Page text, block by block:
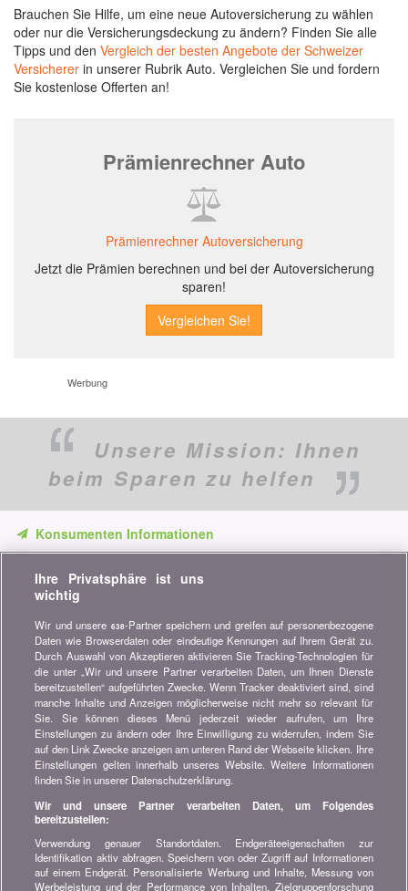
Brauchen Sie Hilfe, um eine neue Autoversicherung zu wählen
oder nur die Versicherungsdeckung zu ändern? Finden Sie alle
Tipps und den Vergleich der besten Angebote der Schweizer
Versicherer in unserer Rubrik Auto. Vergleichen Sie und fordern
Sie kostenlose Offerten an!
Prämienrechner Auto
Prämienrechner Autoversicherung
Jetzt die Prämien berechnen und bei der Autoversicherung
sparen!
Werbung
Unsere Mission: Ihnen
beim Sparen zu helfen
Konsumenten Informationen
unsere Vergleiche, Ratschläge und Tipps in den Bereichen
Versicherung, Finanzen, Konsumgüter und vieles mehr...
Newsletter bestellen
Treten Sie unserer Community bei
Bleiben Sie auf dem neuesten Stand, finden Sie alle Ratschläge
und Tipps zum Sparen auf:
Wissenswertes über bonus.ch
Wer ist bonus.ch? Wie funktionieren die Vergleiche?
Presseanfragen, Partnerschaften, Werbung...
Ihre Privatsphäre ist uns
wichtig
Wir und unsere 638-Partner speichern und greifen auf personenbezogene
Daten wie Browserdaten oder eindeutige Kennungen auf Ihrem Gerät zu.
Durch Auswahl von Akzeptieren aktivieren Sie Tracking-Technologien für
die unter „Wir und unsere Partner verarbeiten Daten, um Ihnen Dienste
bereitzustellen“ aufgeführten Zwecke. Wenn Tracker deaktiviert sind, sind
manche Inhalte und Anzeigen möglicherweise nicht mehr so relevant für
Sie. Sie können dieses Menü jederzeit wieder aufrufen, um Ihre
Einstellungen zu ändern oder Ihre Einwilligung zu widerrufen, indem Sie
auf den Link Zwecke anzeigen am unteren Rand der Webseite klicken. Ihre
Einstellungen gelten innerhalb unseres Website. Weitere Informationen
finden Sie in unserer Datenschutzerklärung.
Wir und unsere Partner verarbeiten Daten, um Folgendes
bereitzustellen:
Verwendung genauer Standortdaten. Endgeräteeigenschaften zur
Identifikation aktiv abfragen. Speichern von oder Zugriff auf Informationen
auf einem Endgerät. Personalisierte Werbung und Inhalte, Messung von
Werbeleistung und der Performance von Inhalten, Zielgruppenforschung